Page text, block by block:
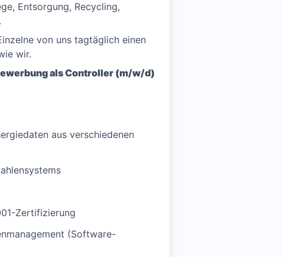
Entsorgung, Recycling,
von uns tagtäglich einen
wir.
als Controller (m/w/d)
aus verschiedenen
Zertifizierung
(Software-